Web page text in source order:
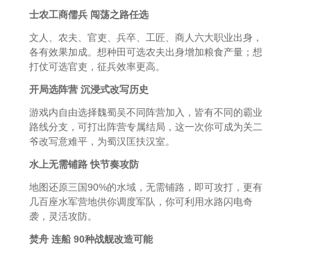
士农工商儒兵 闯荡之路任选
文人、农夫、官吏、兵卒、工匠、商人六大职业出身，
各有效果加成。想种田可选农夫出身增加粮食产量；想
打仗可选官吏，征兵效率更高。
开局选阵营 沉浸式改写历史
游戏内自由选择魏蜀吴不同阵营加入，皆有不同的霸业
路线分支，可打出阵营专属结局，这一次你可成为关二
爷改写意难平，为蜀汉匡扶汉室。
水上无需铺路 快节奏攻防
地图还原三国90%的水域，无需铺路，即可攻打，更有
几百座水军营地供你调度军队，你可利用水路闪电奇
袭，灵活攻防。
焚舟 连船 90种战舰改造可能